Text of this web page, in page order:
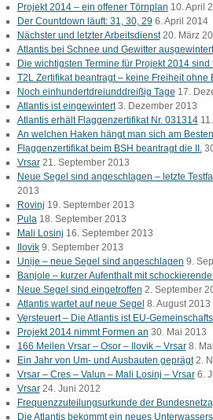
Projekt 2014 – ein offener Törnplan 10. April
Der Countdown läuft: 31, 30, 29 6. April 2014
Nächster und letzter Arbeitsdienst 20. März
Atlantis bei Schnee und Gewitter ausgewintert
Die wichtigsten Termine für Projekt 2014 sind
T2L Zertifikat beantragt – keine Freiheit ohne
Noch einhundertdreiunddreißig Tage 17.
Atlantis ist eingewintert 3. Dezember 2013
Atlantis erhält Flaggenzertifikat Nr. 031314
An welchen Haken hängt man sich am
Flaggenzertifikat beim BSH beantragt die II.
Vrsar 21. September 2013
Neue Segel sind angeschlagen – letzte
2013
Rovinj 19. September 2013
Pula 18. September 2013
Mali Losinj 16. September 2013
Ilovik 9. September 2013
Unije – neue Segel sind angeschlagen 9.
Banjole – kurzer Aufenthalt mit
Neue Segel sind eingetroffen 2. September
Atlantis wartet auf neue Segel 8. August 2013
Versteuert – Die Atlantis ist EU-
Projekt 2014 nimmt Formen an 30. Mai 2013
166 Meilen Vrsar – Osor – Ilovik – Vrsar 8.
Ein Jahr von Um- und Ausbauten geprägt 2.
Vrsar – Cres – Valun – Mali Losinj – Vrsar 6.
Vrsar 24. Juni 2012
Frequenzzuteilungsurkunde der
Die Atlantis bekommt ein neues